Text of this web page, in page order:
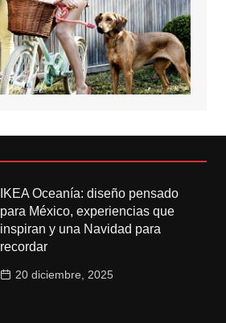
IKEA Oceanía: diseño pensado
para México, experiencias que
inspiran y una Navidad para
recordar
20 diciembre, 2025